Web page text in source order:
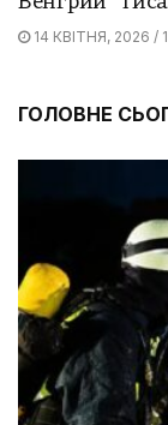
14 КВІТНЯ, 2026 /
ГОЛОВНЕ